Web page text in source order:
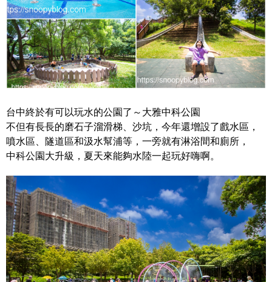
台中終於有可以玩水的公園了～大雅中科公園
不但有長長的磨石子溜滑梯、沙坑，今年還增設了戲水區，
噴水區、隧道區和汲水幫浦等，一旁就有淋浴間和廁所，
中科公園大升級，夏天來能夠水陸一起玩好嗨啊。